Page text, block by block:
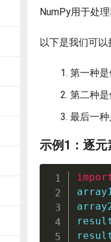
NumPy用于处理
以下是我们可以
第一种
第二种是
最后一
示例1：逐